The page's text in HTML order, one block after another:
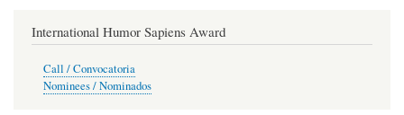
International Humor Sapiens Award
Call / Convocatoria
Nominees / Nominados